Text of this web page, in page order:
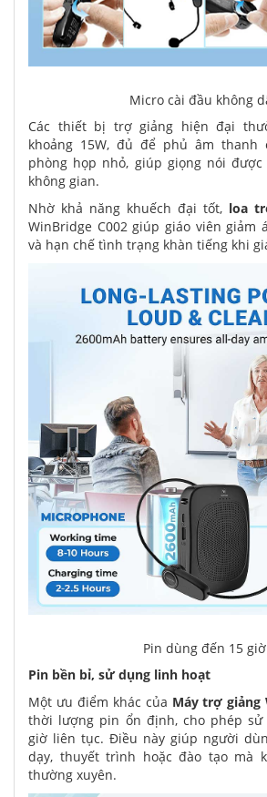
Micro cài đầu không
Các thiết bị trợ giảng hiện đại
khoảng 15W, đủ để phủ âm thanh
phòng họp nhỏ, giúp giọng nói
không gian.
Nhờ khả năng khuếch đại tốt, loa
WinBridge C002 giúp giáo viên giảm
và hạn chế tình trạng khàn tiếng khi
Pin dùng đến 15 giờ
Pin bền bỉ, sử dụng linh hoạt
Một ưu điểm khác của Máy trợ giảng
thời lượng pin ổn định, cho phép
giờ liên tục. Điều này giúp người
dạy, thuyết trình hoặc đào tạo mà
thường xuyên.